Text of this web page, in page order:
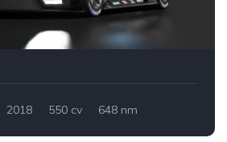
2018 550 cv
648 nm